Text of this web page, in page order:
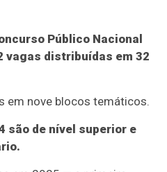
Público Nacional
vagas distribuídas em 32
em nove blocos temáticos.
são de nível superior e